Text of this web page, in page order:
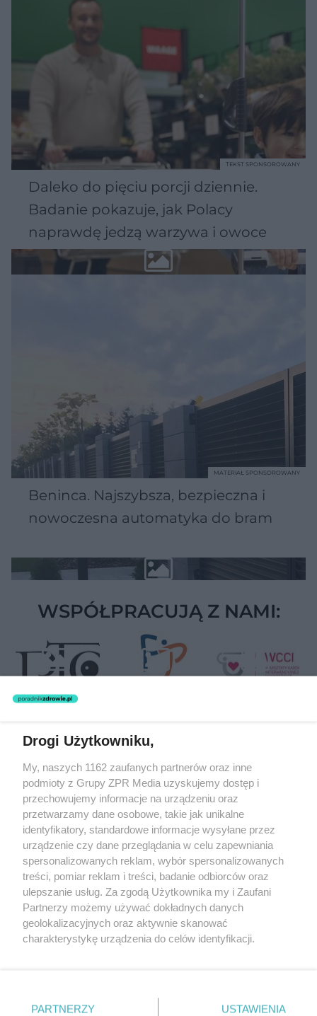
Daleko do pięciu porcji dziennie.
Badanie pokazuje, jak Polacy
naprawdę jedzą warzywa i owoce
TEKST SPONSOROWANY
Beninca. Najszybsza, bezpieczna i
nowoczesna automatyka do bram
MATERIAŁ SPONSOROWANY
WSPÓŁPRACUJĄ Z NAMI:
Żaden utwór zamieszczony w serwisie nie może być powielany i
rozpowszechniany lub dalej rozpowszechniany w jakikolwiek sposób
(w tym także elektroniczny lub mechaniczny) na jakimkolwiek polu
eksploatacji w jakiejkolwiek formie, włącznie z umieszczaniem w
Internecie bez pisemnej zgody właściciela praw. Jakiekolwiek użycie
lub wykorzystanie utworów w całości lub w części z naruszeniem
prawa, tzn. bez właściwej zgody, jest zabronione pod groźbą kary i
może być ścigane prawnie.
O nas
Nasze serwisy
Drogi Użytkowniku,
My, naszych 1162 zaufanych partnerów oraz inne
podmioty z Grupy ZPR Media uzyskujemy dostęp i
przechowujemy informacje na urządzeniu oraz
przetwarzamy dane osobowe, takie jak unikalne
identyfikatory, standardowe informacje wysyłane przez
urządzenie czy dane przeglądania w celu zapewniania
spersonalizowanych reklam, wybór spersonalizowanych
treści, pomiar reklam i treści, badanie odbiorców oraz
ulepszanie usług. Za zgodą Użytkownika my i Zaufani
Partnerzy możemy używać dokładnych danych
geolokalizacyjnych oraz aktywnie skanować
charakterystykę urządzenia do celów identyfikacji.
zmienić/wycofać klikając przycisk ustawień prywatności
PARTNERZY USTAWIENIA